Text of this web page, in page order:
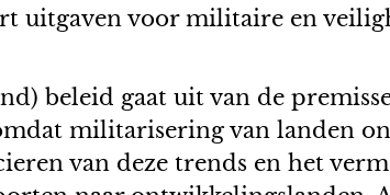
uitgaven voor militaire en
beleid gaat uit van de
militarisering van landen
van deze trends en het